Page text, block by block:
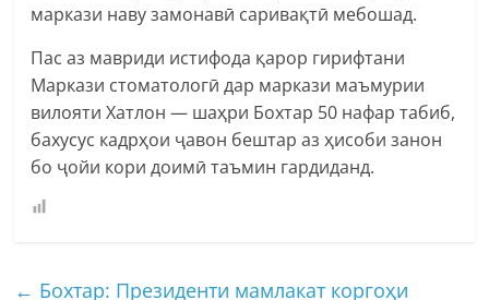
маркази наву замонавӣ саривақтӣ мебошад.
Пас аз мавриди истифода қарор гирифтани
Маркази стоматологӣ дар маркази маъмурии
вилояти Хатлон — шаҳри Бохтар 50 нафар табиб,
бахусус кадрҳои ҷавон бештар аз ҳисоби занон
бо ҷойи кори доимӣ таъмин гардиданд.
← Бохтар: Президенти мамлакат коргоҳи